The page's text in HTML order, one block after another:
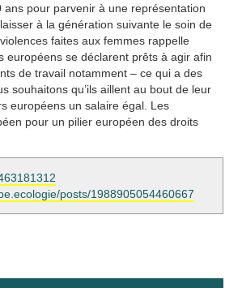
pour parvenir à une représentation
à la génération suivante le soin de
faites aux femmes rappelle
européens se déclarent prêts à agir afin
de travail notamment – ce qui a des
souhaitons qu’ils aillent au bout de leur
européens un salaire égal. Les
pour un pilier européen des droits
posts/1988905054460667